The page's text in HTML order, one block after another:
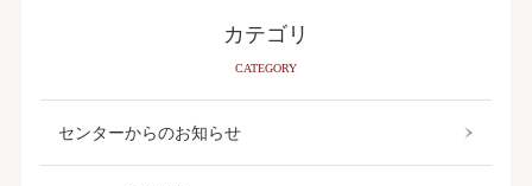
カテゴリ
CATEGORY
センターからのお知らせ